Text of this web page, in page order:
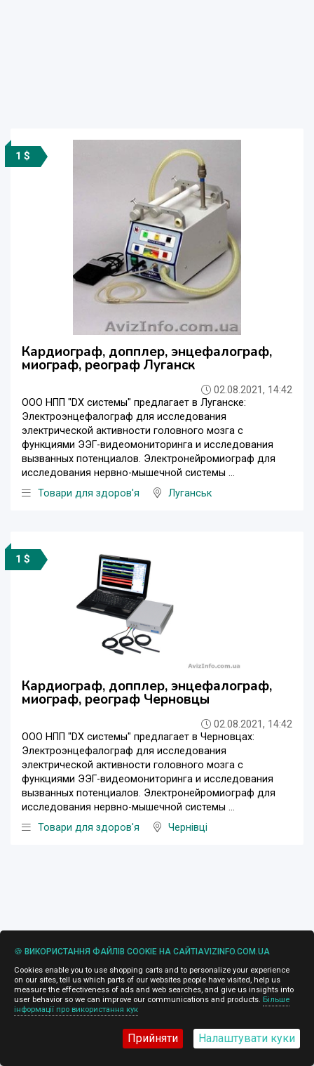
1 $
Кардиограф, допплер, энцефалограф,
миограф, реограф Луганск
02.08.2021, 14:42
ООО НПП "DX системы" предлагает в Луганске:
Электроэнцефалограф для исследования
электрической активности головного мозга с
функциями ЭЭГ-видеомониторинга и исследования
вызванных потенциалов. Электронейромиограф для
исследования нервно-мышечной системы ...
Товари для здоров'я
Луганськ
1 $
Кардиограф, допплер, энцефалограф,
миограф, реограф Черновцы
02.08.2021, 14:42
ООО НПП "DX системы" предлагает в Черновцах:
Электроэнцефалограф для исследования
электрической активности головного мозга с
функциями ЭЭГ-видеомониторинга и исследования
вызванных потенциалов. Электронейромиограф для
исследования нервно-мышечной системы ...
Товари для здоров'я
Чернівці
🍪 ВИКОРИСТАННЯ ФАЙЛІВ COOKIE НА САЙТІAVIZINFO.COM.UA
Cookies enable you to use shopping carts and to personalize your experience
on our sites, tell us which parts of our websites people have visited, help us
measure the effectiveness of ads and web searches, and give us insights into
user behavior so we can improve our communications and products. Більше
інформації про використання кук
Прийняти Налаштувати куки